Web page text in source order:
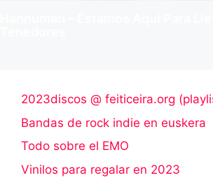
2023discos @ feiticeira.org
Bandas de rock indie en euskera
Todo sobre el EMO
Vinilos para regalar en 2023